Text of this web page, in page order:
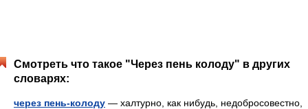
Смотреть что такое "Через пень колоду" в других
словарях:
через пень-колоду — халтурно, как нибудь, недобросовестно,